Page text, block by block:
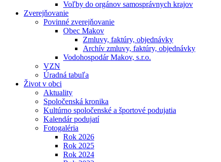
Voľby do orgánov samosprávnych krajov
Zverejňovanie
Povinné zverejňovanie
Obec Makov
Zmluvy, faktúry, objednávky
Archív zmluvy, faktúry, objednávky
Vodohospodár Makov, s.r.o.
VZN
Úradná tabuľa
Život v obci
Aktuality
Spoločenská kronika
Kultúrno spoločenské a športové podujatia
Kalendár podujatí
Fotogaléria
Rok 2026
Rok 2025
Rok 2024